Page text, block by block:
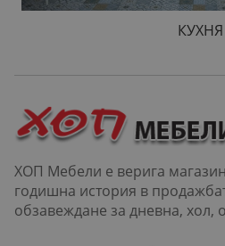
КУХНЯ
ХОП Мебели е верига
годишна история в продажбата на мебели, кухни,
обзавеждане за дневна, хол,